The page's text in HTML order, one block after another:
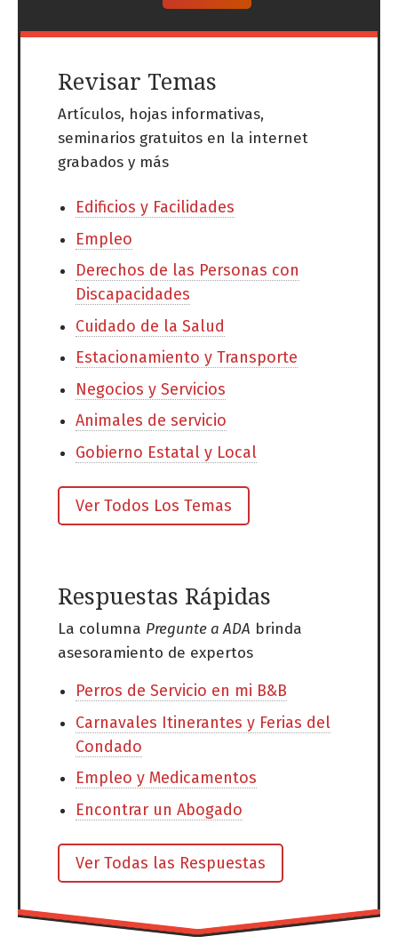
Revisar Temas
Artículos, hojas informativas,
seminarios gratuitos en la internet
grabados y más
Edificios y Facilidades
Empleo
Derechos de las Personas con
Discapacidades
Cuidado de la Salud
Estacionamiento y Transporte
Negocios y Servicios
Animales de servicio
Gobierno Estatal y Local
Ver Todos Los Temas
Respuestas Rápidas
La columna Pregunte a ADA brinda
asesoramiento de expertos
Perros de Servicio en mi B&B
Carnavales Itinerantes y Ferias del
Condado
Empleo y Medicamentos
Encontrar un Abogado
Ver Todas las Respuestas